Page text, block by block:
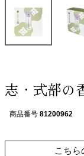
志・式部の
商品番号 81200962
こちら